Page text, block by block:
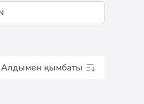
Алдымен қымбаты